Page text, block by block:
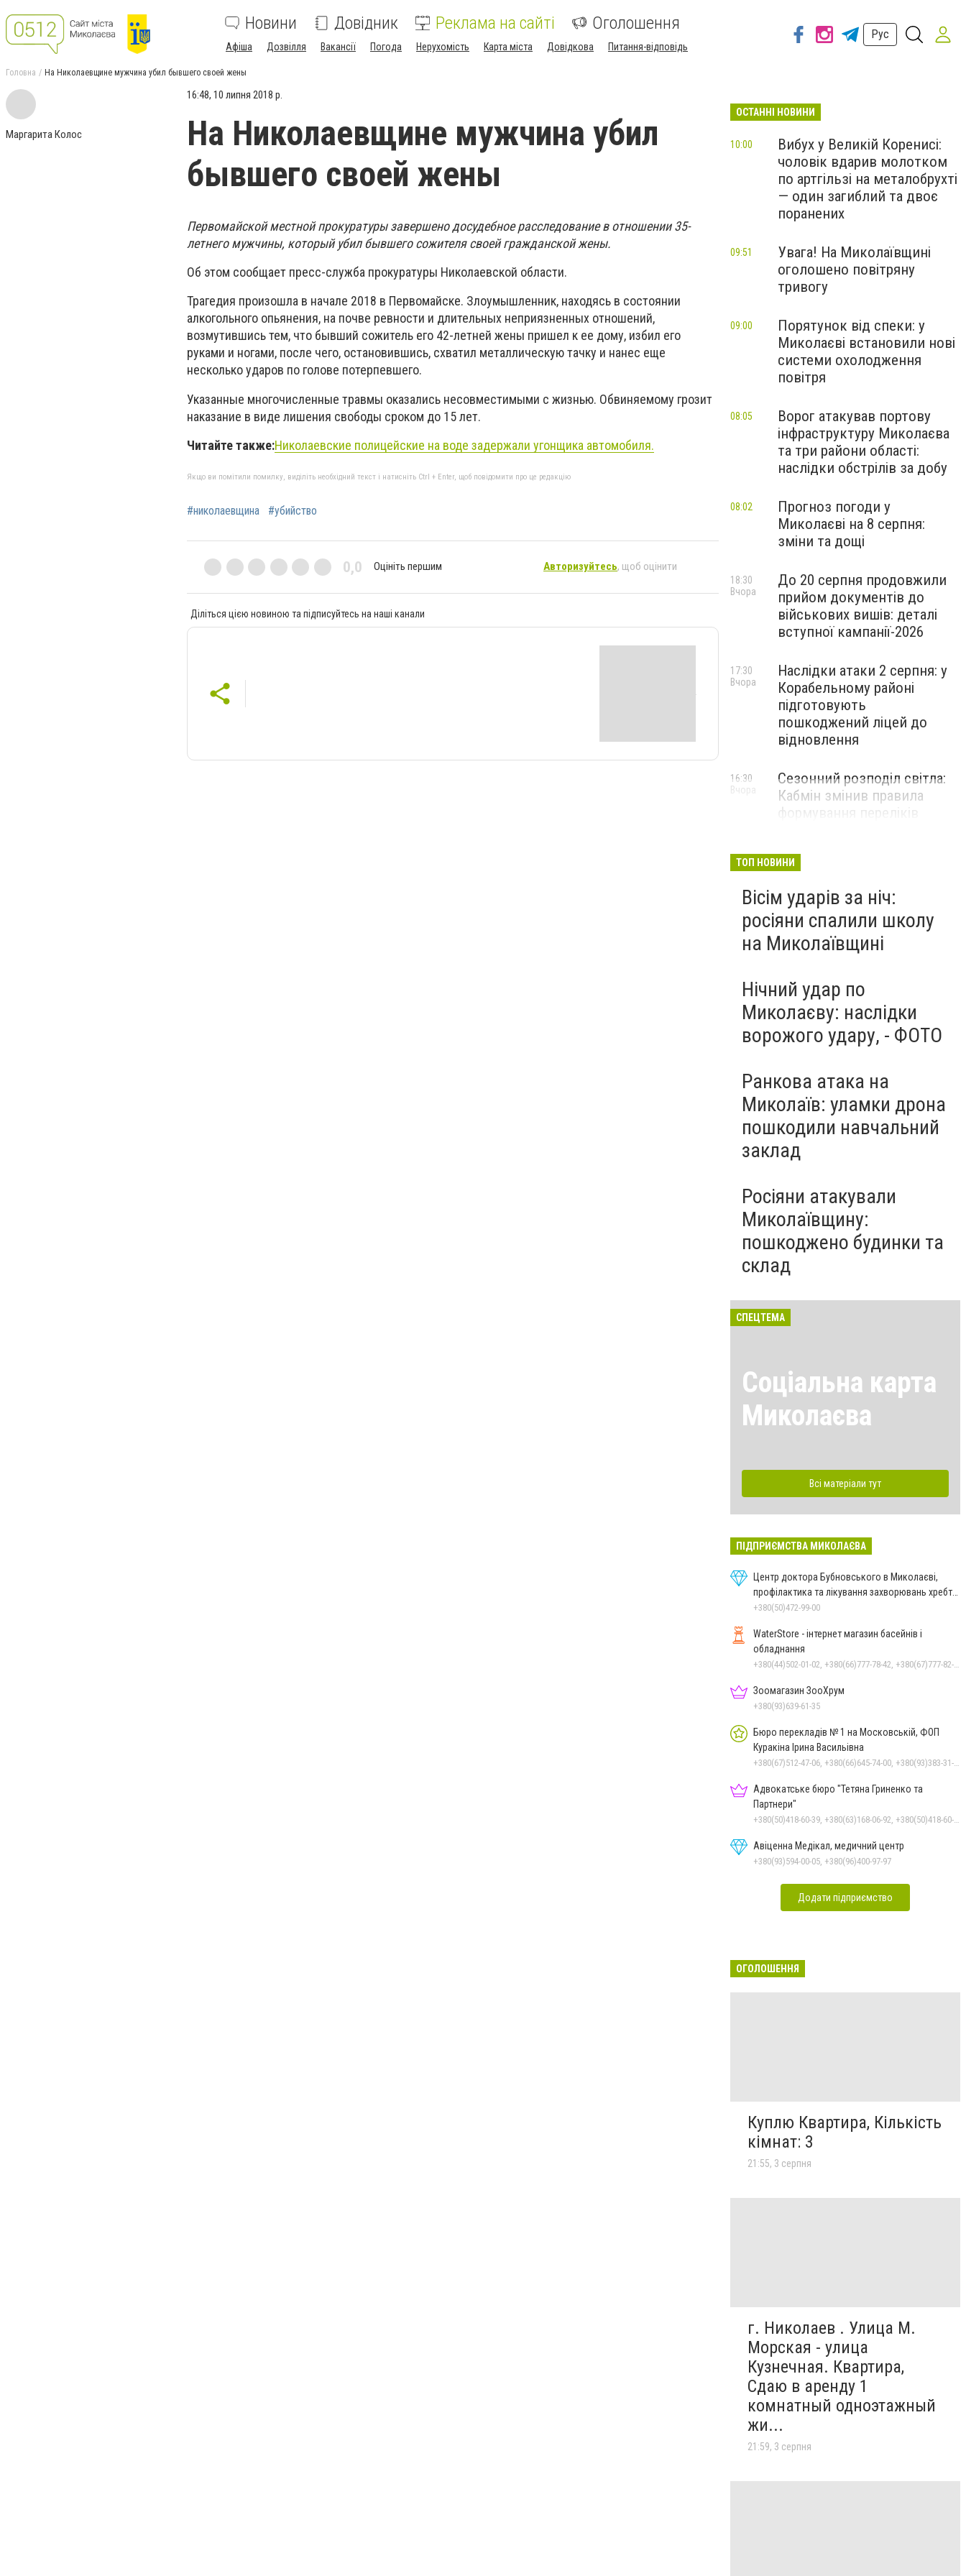
Новини Довідник Реклама на сайті Оголошення
Афіша Дозвілля Вакансії Погода Нерухомість Карта міста Довідкова Питання-відповідь
Рус
Головна На Николаевщине мужчина убил бывшего своей жены
Маргарита Колос
16:48, 10 липня 2018 р.
На Николаевщине мужчина убил
бывшего своей жены
Первомайской местной прокуратуры завершено досудебное расследование в отношении 35-
летнего мужчины, который убил бывшего сожителя своей гражданской жены.
Об этом сообщает пресс-служба прокуратуры Николаевской области.
Трагедия произошла в начале 2018 в Первомайске. Злоумышленник, находясь в состоянии
алкогольного опьянения, на почве ревности и длительных неприязненных отношений,
возмутившись тем, что бывший сожитель его 42-летней жены пришел к ее дому, избил его
руками и ногами, после чего, остановившись, схватил металлическую тачку и нанес еще
несколько ударов по голове потерпевшего.
Указанные многочисленные травмы оказались несовместимыми с жизнью. Обвиняемому грозит
наказание в виде лишения свободы сроком до 15 лет.
Читайте также:Николаевские полицейские на воде задержали угонщика автомобиля.
Якщо ви помітили помилку, виділіть необхідний текст і натисніть Ctrl + Enter, щоб повідомити про це редакцію
#николаевщина #убийство
0,0 Оцініть першим Авторизуйтесь, щоб оцінити
Діліться цією новиною та підписуйтесь на наші канали
ОСТАННІ НОВИНИ
Вибух у Великій Коренисі:
чоловік вдарив молотком
по артгільзі на металобрухті
— один загиблий та двоє
поранених
10:00
Увага! На Миколаївщині
оголошено повітряну
тривогу
09:51
Порятунок від спеки: у
Миколаєві встановили нові
системи охолодження
повітря
09:00
Ворог атакував портову
інфраструктуру Миколаєва
та три райони області:
наслідки обстрілів за добу
08:05
Прогноз погоди у
Миколаєві на 8 серпня:
зміни та дощі
08:02
До 20 серпня продовжили
прийом документів до
військових вишів: деталі
вступної кампанії-2026
18:30
Вчора
Наслідки атаки 2 серпня: у
Корабельному районі
підготовують
пошкоджений ліцей до
відновлення
17:30
Вчора
Сезонний розподіл світла:
Кабмін змінив правила
16:30
Вчора
ТОП НОВИНИ
Вісім ударів за ніч:
росіяни спалили школу
на Миколаївщині
Нічний удар по
Миколаєву: наслідки
ворожого удару, - ФОТО
Ранкова атака на
Миколаїв: уламки дрона
пошкодили навчальний
заклад
Росіяни атакували
Миколаївщину:
пошкоджено будинки та
склад
СПЕЦТЕМА
Соціальна карта
Миколаєва
Всі матеріали тут
ПІДПРИЄМСТВА МИКОЛАЄВА
Центр доктора Бубновського в Миколаєві,
профілактика та лікування захворювань хребта
і суглобів
+380(50)472-99-00
WaterStore - інтернет магазин басейнів і
обладнання
Зоомагазин ЗооХрум
+380(93)639-61-35
Бюро перекладів № 1 на Московській, ФОП
Куракіна Ірина Васильівна
Адвокатське бюро "Тетяна Гриненко та
Партнери"
Авіценна Медікал, медичний центр
+380(93)594-00-05, +380(96)400-97-97
Додати підприємство
ОГОЛОШЕННЯ
Куплю Квартира, Кількість
кімнат: 3
21:55, 3 серпня
г. Николаев . Улица М.
Морская - улица
Кузнечная. Квартира,
Сдаю в аренду 1
комнатный одноэтажный
жи...
21:59, 3 серпня